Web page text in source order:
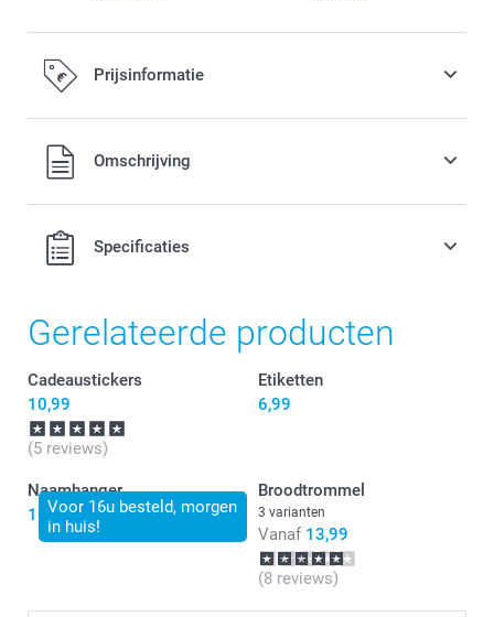
Prijsinformatie
Alle prijzen zijn in EURO (€) inclusief BTW en exclusief
verzendkosten.Omschrijving
Specificaties
Gerelateerde producten
Cadeaustickers
10,99
(5 reviews)
Etiketten
6,99
Voor 16u besteld, morgen
in huis!
Naamhanger
10,99
Broodtrommel
3 varianten
Vanaf 13,99
(8 reviews)